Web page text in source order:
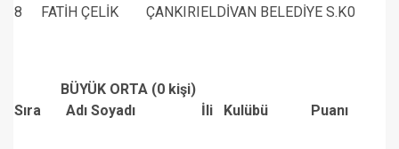
8
FATİH ÇELİK ÇANKIRIELDİVAN BELEDİYE S.K0
BÜYÜK ORTA (0 kişi)
Sıra
Adı Soyadı İli Kulübü Puanı